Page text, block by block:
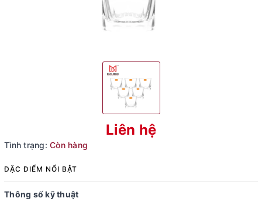
Liên hệ
Tình trạng: Còn hàng
ĐẶC ĐIỂM NỔI BẬT
Thông số kỹ thuật